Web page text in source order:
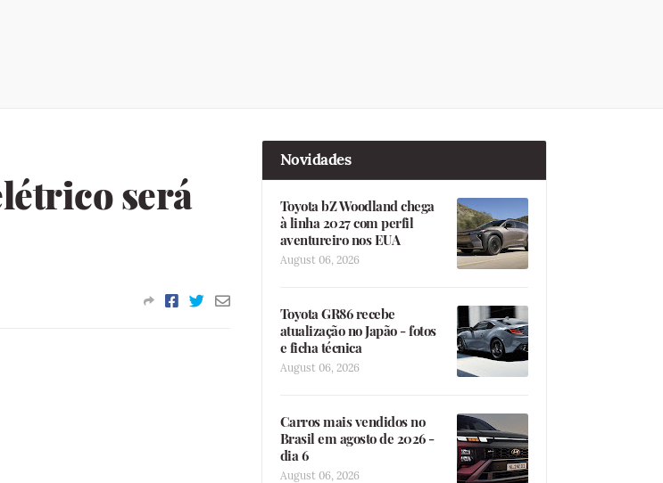
será
Novidades
Toyota bZ Woodland chega
à linha 2027 com perfil
aventureiro nos EUA
August 06, 2026
Toyota GR86 recebe
atualização no Japão - fotos
e ficha técnica
August 06, 2026
Carros mais vendidos no
Brasil em agosto de 2026 -
dia 6
August 06, 2026